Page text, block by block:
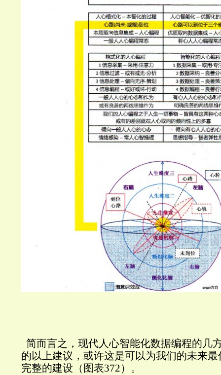
简而言之，现代人心智能化数据编程的几
的以上建议，或许这是可以为我们的未来
完整的建设（图表372）。